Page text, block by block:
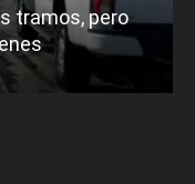
tramos, pero